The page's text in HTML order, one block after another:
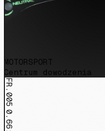
MOTORSPORT
Centrum dowodzenia
FR.005
0.66:1